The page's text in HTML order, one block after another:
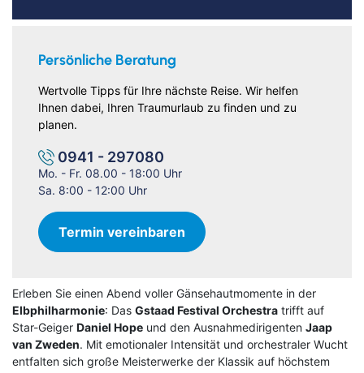
Erleben Sie einen Abend voller Gänsehautmomente in der
Elbphilharmonie: Das Gstaad Festival Orchestra trifft auf
Star-Geiger Daniel Hope und den Ausnahmedirigenten Jaap
van Zweden. Mit emotionaler Intensität und orchestraler Wucht
entfalten sich große Meisterwerke der Klassik auf höchstem
Persönliche Beratung
Wertvolle Tipps für Ihre nächste Reise. Wir helfen
Ihnen dabei, Ihren Traumurlaub zu finden und zu
planen.
0941 - 297080
Mo. - Fr. 08.00 - 18:00 Uhr
Sa. 8:00 - 12:00 Uhr
Termin vereinbaren